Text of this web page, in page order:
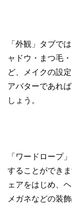
「外観」タブで
ャドウ・まつ毛
ど、メイクの設
アバターであれ
しょう。
「ワードロープ
することができ
ェアをはじめ、
メガネなどの装